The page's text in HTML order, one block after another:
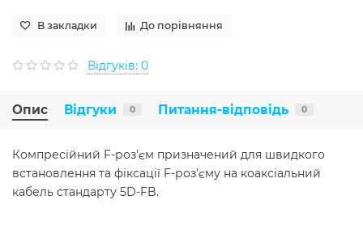
В закладки До порівняння
Відгуків: 0
Опис Відгуки 0 Питання-відповідь 0
Компресійний F-роз'єм призначений для швидкого
встановлення та фіксації F-роз'єму на коаксіальний
кабель стандарту 5D-FB.